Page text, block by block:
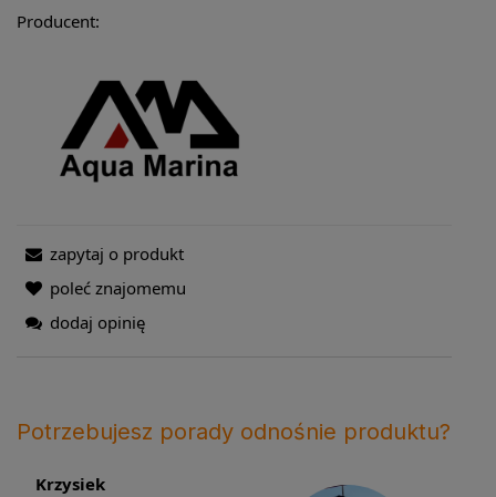
Producent:
zapytaj o produkt
poleć znajomemu
dodaj opinię
Potrzebujesz porady odnośnie produktu?
Krzysiek